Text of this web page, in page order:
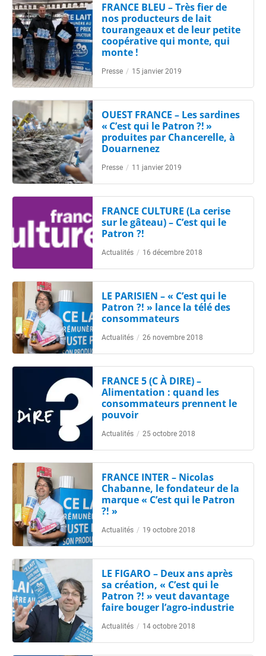
FRANCE BLEU – Très fier de
nos producteurs de lait
tourangeaux et de leur petite
coopérative qui monte, qui
monte !
Presse / 15 janvier 2019
OUEST FRANCE – Les sardines
« C’est qui le Patron ?! »
produites par Chancerelle, à
Douarnenez
Presse / 11 janvier 2019
FRANCE CULTURE (La cerise
sur le gâteau) – C’est qui le
Patron ?!
Actualités / 16 décembre 2018
LE PARISIEN – « C’est qui le
Patron ?! » lance la télé des
consommateurs
Actualités / 26 novembre 2018
FRANCE 5 (C À DIRE) –
Alimentation : quand les
consommateurs prennent le
pouvoir
Actualités / 25 octobre 2018
FRANCE INTER – Nicolas
Chabanne, le fondateur de la
marque « C’est qui le Patron
?! »
Actualités / 19 octobre 2018
LE FIGARO – Deux ans après
sa création, « C’est qui le
Patron ?! » veut davantage
faire bouger l’agro-industrie
Actualités / 14 octobre 2018